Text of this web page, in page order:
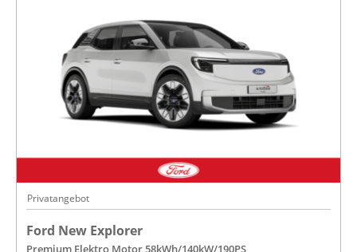
Privatangebot
Ford New Explorer
Premium Elektro Motor 58kWh/140kW/190PS